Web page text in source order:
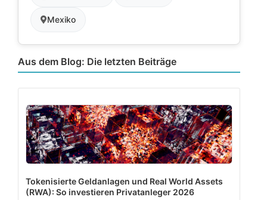
Mexiko
Aus dem Blog: Die letzten Beiträge
Tokenisierte Geldanlagen und Real World Assets
(RWA): So investieren Privatanleger 2026